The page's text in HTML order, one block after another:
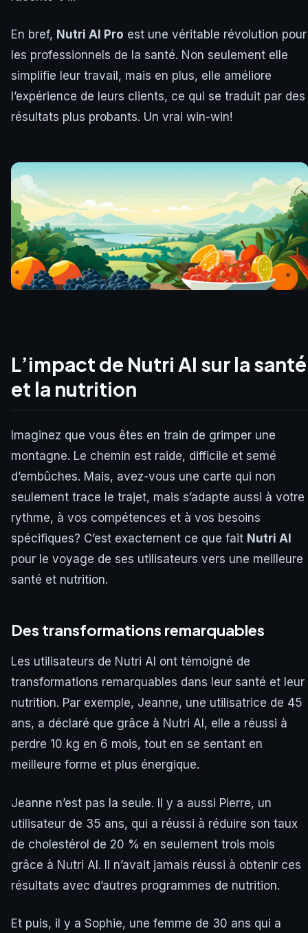
En bref, Nutri AI Pro est une véritable révolution pour
les professionnels de la santé. Non seulement elle
simplifie leur travail, mais en plus, elle améliore
l’expérience de leurs clients, ce qui se traduit par des
résultats plus probants. Un vrai win-win!
L’impact de Nutri AI sur la santé
et la nutrition
Imaginez que vous êtes en train de grimper une
montagne. Le chemin est raide, difficile et semé
d’embûches. Mais, avez-vous une carte qui non
seulement trace le trajet, mais s’adapte aussi à votre
rythme, à vos compétences et à vos besoins
spécifiques? C’est exactement ce que fait Nutri AI
pour le voyage de ses utilisateurs vers une meilleure
santé et nutrition.
Des transformations remarquables
Les utilisateurs de Nutri AI ont témoigné de
transformations remarquables dans leur santé et leur
nutrition. Par exemple, Jeanne, une utilisatrice de 45
ans, a déclaré que grâce à Nutri AI, elle a réussi à
perdre 10 kg en 6 mois, tout en se sentant en
meilleure forme et plus énergique.
Jeanne n’est pas la seule. Il y a aussi Pierre, un
utilisateur de 35 ans, qui a réussi à réduire son taux
de cholestérol de 20 % en seulement trois mois
grâce à Nutri AI. Il n’avait jamais réussi à obtenir ces
résultats avec d’autres programmes de nutrition.
Et puis, il y a Sophie, une femme de 30 ans qui a